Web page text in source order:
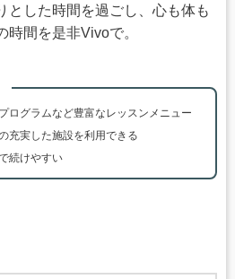
とした時間を過ごし、心も体も
間を是非Vivoで。
ログラムなど豊富なレッスンメニュー
充実した施設を利用できる
続けやすい